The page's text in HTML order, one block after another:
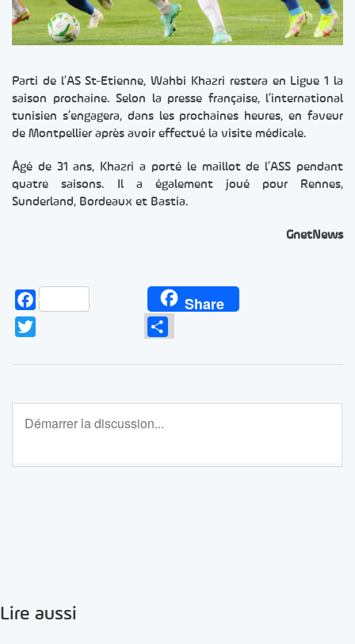
Parti de l’AS St-Etienne, Wahbi Khazri restera en Ligue 1 la
saison prochaine. Selon la presse française, l’international
tunisien s’engagera, dans les prochaines heures, en faveur
de Montpellier après avoir effectué la visite médicale.
Âgé de 31 ans, Khazri a porté le maillot de l’ASS pendant
quatre saisons. Il a également joué pour Rennes,
Sunderland, Bordeaux et Bastia.
GnetNews
Facebook Share
Partager
Lire aussi